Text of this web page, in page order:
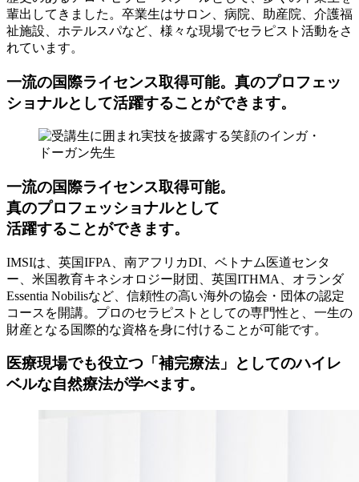
輩出してきました。卒業生はサロン、病院、助産院、介護福
祉施設、ホテルスパなど、様々な現場でセラピスト活動をさ
れています。
一流の国際ライセンス取得可能。真のプロフェッ
ショナルとして活躍することができます。
一流の国際ライセンス取得可能。
真のプロフェッショナルとして
活躍することができます。
IMSIは、英国IFPA、南アフリカDI、ベトナム医道センタ
ー、米国教育キネシオロジー財団、英国ITHMA、オランダ
Essentia Nobilisなど、信頼性の高い海外の協会・団体の認定
コースを開講。プロのセラピストとしての専門性と、一生の
財産となる国際的な資格を身に付けることが可能です。
医療現場でも役立つ「補完療法」としてのハイレ
ベルな自然療法が学べます。